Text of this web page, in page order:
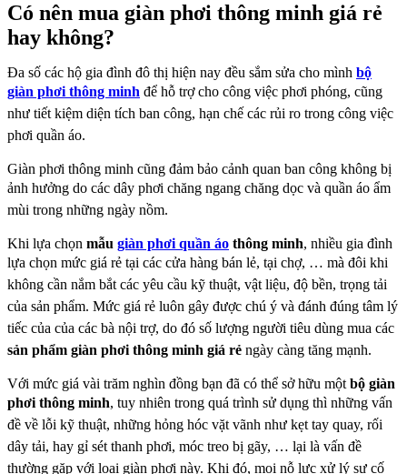
Có nên mua giàn phơi thông minh giá rẻ
hay không?
Đa số các hộ gia đình đô thị hiện nay đều sắm sửa cho mình bộ
giàn phơi thông minh để hỗ trợ cho công việc phơi phóng, cũng
như tiết kiệm diện tích ban công, hạn chế các rủi ro trong công việc
phơi quần áo.
Giàn phơi thông minh cũng đảm bảo cảnh quan ban công không bị
ảnh hưởng do các dây phơi chăng ngang chăng dọc và quần áo ẩm
mùi trong những ngày nồm.
Khi lựa chọn mẫu giàn phơi quần áo thông minh, nhiều gia đình
lựa chọn mức giá rẻ tại các cửa hàng bán lẻ, tại chợ, … mà đôi khi
không cần nắm bắt các yêu cầu kỹ thuật, vật liệu, độ bền, trọng tải
của sản phẩm. Mức giá rẻ luôn gây được chú ý và đánh đúng tâm lý
tiếc của của các bà nội trợ, do đó số lượng người tiêu dùng mua các
sản phẩm giàn phơi thông minh giá rẻ ngày càng tăng mạnh.
Với mức giá vài trăm nghìn đồng bạn đã có thể sở hữu một bộ giàn
phơi thông minh, tuy nhiên trong quá trình sử dụng thì những vấn
đề về lỗi kỹ thuật, những hỏng hóc vặt vãnh như kẹt tay quay, rối
dây tải, hay gỉ sét thanh phơi, móc treo bị gãy, … lại là vấn đề
thường gặp với loại giàn phơi này. Khi đó, mọi nỗ lực xử lý sự cố